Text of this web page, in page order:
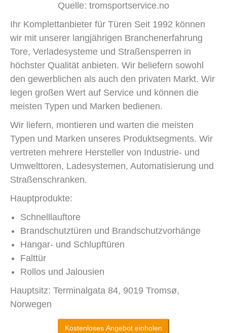
Quelle: tromsportservice.no
Ihr Komplettanbieter für Türen Seit 1992 können
wir mit unserer langjährigen Branchenerfahrung
Tore, Verladesysteme und Straßensperren in
höchster Qualität anbieten. Wir beliefern sowohl
den gewerblichen als auch den privaten Markt. Wir
legen großen Wert auf Service und können die
meisten Typen und Marken bedienen.
Wir liefern, montieren und warten die meisten
Typen und Marken unseres Produktsegments. Wir
vertreten mehrere Hersteller von Industrie- und
Umwelttoren, Ladesystemen, Automatisierung und
Straßenschranken.
Hauptprodukte:
Schnelllauftore
Brandschutztüren und Brandschutzvorhänge
Hangar- und Schlupftüren
Falttür
Rollos und Jalousien
Hauptsitz: Terminalgata 84, 9019 Tromsø,
Norwegen
Kostenloses Angebot einholen